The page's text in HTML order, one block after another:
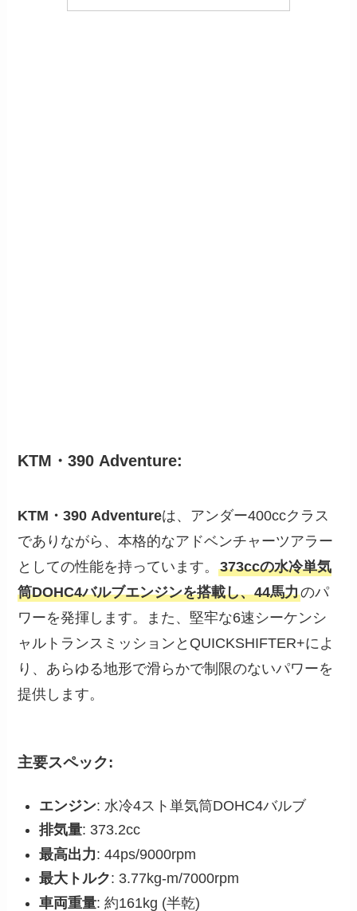
KTM・390 Adventure:
KTM・390 Adventureは、アンダー400ccクラス
でありながら、本格的なアドベンチャーツアラー
としての性能を持っています。373ccの水冷単気
筒DOHC4バルブエンジンを搭載し、44馬力のパ
ワーを発揮します。また、堅牢な6速シーケンシ
ャルトランスミッションとQUICKSHIFTER+によ
り、あらゆる地形で滑らかで制限のないパワーを
提供します。
主要スペック:
エンジン: 水冷4スト単気筒DOHC4バルブ
排気量: 373.2cc
最高出力: 44ps/9000rpm
最大トルク: 3.77kg-m/7000rpm
車両重量: 約161kg (半乾)